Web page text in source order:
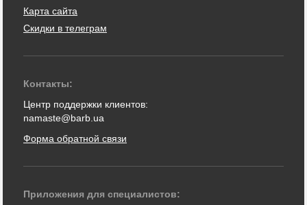
Карта сайта
Скидки в телеграм
Контакты:
Центр поддержки клиентов:
namaste@barb.ua
Форма обратной связи
Приложения для специалистов: